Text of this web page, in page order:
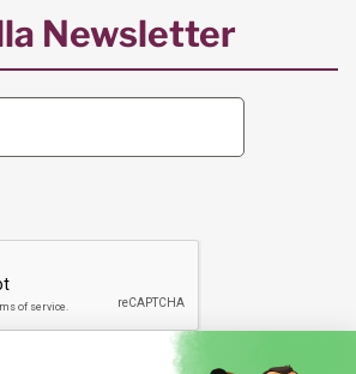
Newsletter